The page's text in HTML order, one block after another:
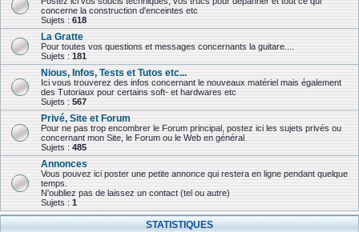
concerne la construction d'enceintes etc
Sujets : 618
La Gratte
Pour toutes vos questions et messages concernants la guitare....
Sujets : 181
Nious, Infos, Tests et Tutos etc...
Ici vous trouverez des infos concernant le nouveaux matériel mais également
des Tutoriaux pour certains soft- et hardwares etc
Sujets : 567
Privé, Site et Forum
Pour ne pas trop encombrer le Forum principal, postez ici les sujets privés ou
concernant mon Site, le Forum ou le Web en général
Sujets : 485
Annonces
Vous pouvez ici poster une petite annonce qui restera en ligne pendant quelque
temps.
N'oubliez pas de laissez un contact (tel ou autre)
Sujets : 1
STATISTIQUES